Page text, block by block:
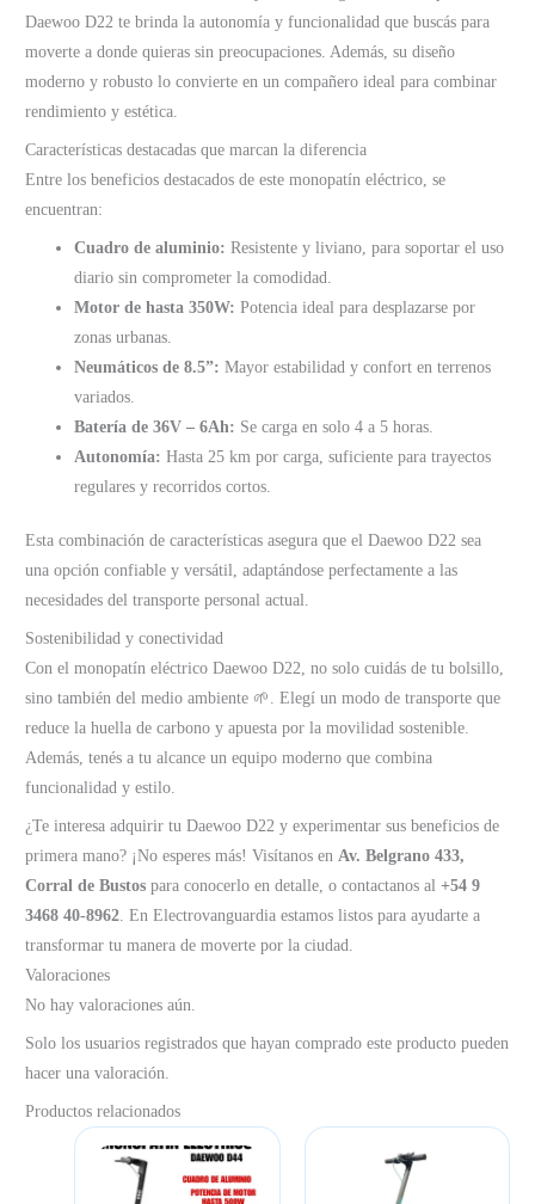
Daewoo D22 te brinda la autonomía y funcionalidad que buscás para
moverte a donde quieras sin preocupaciones. Además, su diseño
moderno y robusto lo convierte en un compañero ideal para combinar
rendimiento y estética.
Características destacadas que marcan la diferencia
Entre los beneficios destacados de este monopatín eléctrico, se
encuentran:
Cuadro de aluminio: Resistente y liviano, para soportar el uso
diario sin comprometer la comodidad.
Motor de hasta 350W: Potencia ideal para desplazarse por
zonas urbanas.
Neumáticos de 8.5”: Mayor estabilidad y confort en terrenos
variados.
Batería de 36V – 6Ah: Se carga en solo 4 a 5 horas.
Autonomía: Hasta 25 km por carga, suficiente para trayectos
regulares y recorridos cortos.
Esta combinación de características asegura que el Daewoo D22 sea
una opción confiable y versátil, adaptándose perfectamente a las
necesidades del transporte personal actual.
Sostenibilidad y conectividad
Con el monopatín eléctrico Daewoo D22, no solo cuidás de tu bolsillo,
sino también del medio ambiente 🌱. Elegí un modo de transporte que
reduce la huella de carbono y apuesta por la movilidad sostenible.
Además, tenés a tu alcance un equipo moderno que combina
funcionalidad y estilo.
¿Te interesa adquirir tu Daewoo D22 y experimentar sus beneficios de
primera mano? ¡No esperes más! Visítanos en Av. Belgrano 433,
Corral de Bustos para conocerlo en detalle, o contactanos al+54 9
3468 40-8962 . En Electrovanguardia estamos listos para ayudarte a
transformar tu manera de moverte por la ciudad.
Valoraciones
No hay valoraciones aún.
Solo los usuarios registrados que hayan comprado este producto pueden
hacer una valoración.
Productos relacionados